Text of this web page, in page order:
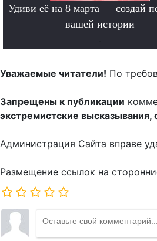
Удиви её на 8 марта — создай
вашей истории
Уважаемые читатели! По
Запрещены к публикации
экстремистские высказывания,
Администрация Сайта вправе
Размещение ссылок на